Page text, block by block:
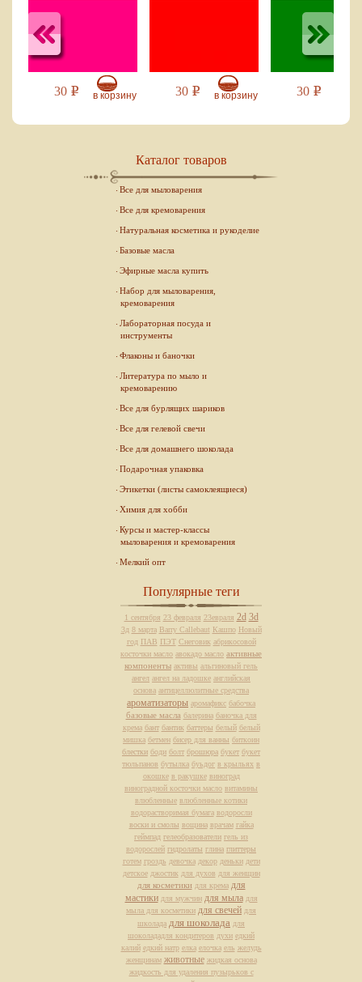
30 Р в корзину 30 Р в корзину 30 Р
Каталог товаров
Все для мыловарения
Все для кремоварения
Натуральная косметика и рукоделие
Базовые масла
Эфирные масла купить
Набор для мыловарения,
кремоварения
Лабораторная посуда и
инструменты
Флаконы и баночки
Литература по мыло и
кремоварению
Все для бурлящих шариков
Все для гелевой свечи
Все для домашнего шоколада
Подарочная упаковка
Этикетки (листы самоклеящиеся)
Химия для хобби
Курсы и мастер-классы
мыловарения и кремоварения
Мелкий опт
Популярные теги
1 сентября 23 февраля 23евраля 2d 3d
3д 8 марта Barry Callebaut Кашпо Новый
год ПАВ ПЭТ Снеговик абрикосовой
косточки масло авокадо масло активные
компоненты активы альгиновый гель
ангел ангел на ладошке английская
основа антицеллюлитные средства
ароматизаторы аромафикс бабочка
базовые масла балерина баночка для
крема бант бантик баттеры белый белый
мишка бетмен бисер для ванны биткоин
блестки боди болт брошюра букет букет
тюльпанов бутылка буьдог в крыльях в
окошке в ракушке виноград
виноградной косточки масло витамины
влюбленные влюбленные котики
водорастворимая бумага водоросли
воски и смолы вощина врачам гайка
геймпад гелеобразователи гель из
водорослей гидролаты глина глиттеры
готем гроздь девочка декор деньки дети
детское джостик для духов для женщин
для косметики для крема для
мастики для мужчин для мыла для
мыла для косметики для свечей для
школада для шоколада для
шоколададля кондитеров духи едкий
калий едкий натр елка елочка ель желудь
женщинам животные жидкая основа
жидкость для удаления пузырьков с